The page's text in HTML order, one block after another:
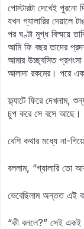
পোস্টারটা দেখেই
যখন গ্যালারির দেয়ালে
পর ঘণ্টা মুগ্ধ বিস্ময়ে
আমি ফি বছর তাদের
আমার উচ্ছ্বসিত
আলাদা রকমের। পরে
ফ্ল্যাটে ফিরে দেখলাম,
চুপ করে সে বসে আছে।
বেশি কথার মধ্যে না-
বললাম, “গ্যালারি তো
ভেবেছিলাম অন্তত এই
“কী বললে?” সেই একই